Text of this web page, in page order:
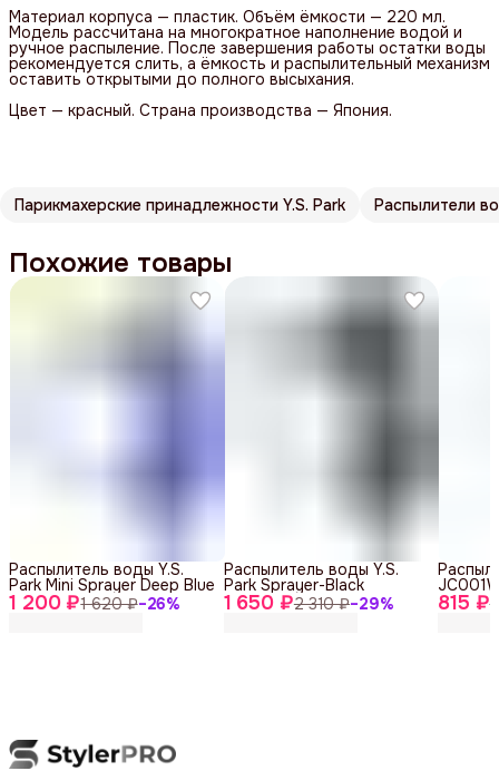
Материал корпуса — пластик. Объём ёмкости — 220 мл.
Модель рассчитана на многократное наполнение водой и
ручное распыление. После завершения работы остатки воды
рекомендуется слить, а ёмкость и распылительный механизм
оставить открытыми до полного высыхания.
Цвет — красный. Страна производства — Япония.
Парикмахерские принадлежности Y.S. Park Распылители
Похожие товары
1 200 ₽1 620 ₽−26%
Распылитель воды Y.S.
Park Mini Sprayer Deep Blue
1 650 ₽2 310 ₽−29%
Распылитель воды Y.S.
Park Sprayer-Black
815 ₽